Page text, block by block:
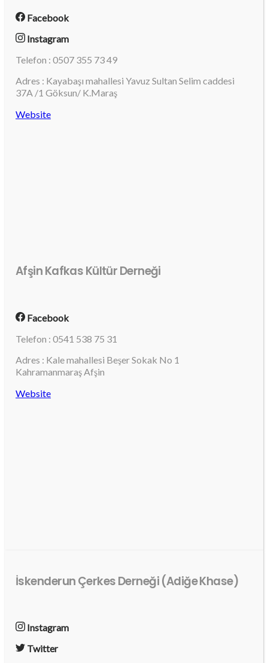
Facebook
Instagram
Telefon : 0507 355 73 49
Adres : Kayabaşı mahallesi Yavuz Sultan Selim caddesi
37A /1 Göksun/ K.Maraş
Website
Afşin Kafkas Kültür Derneği
Facebook
Telefon : 0541 538 75 31
Adres : Kale mahallesi Beşer Sokak No 1
Kahramanmaraş Afşin
Website
İskenderun Çerkes Derneği (Adiğe Khase)
Instagram
Twitter